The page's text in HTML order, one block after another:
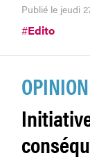
Publié le jeudi
#Edito
OPINION